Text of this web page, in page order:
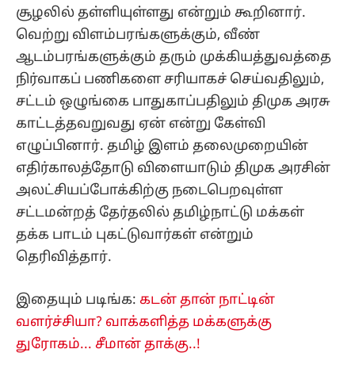
சூழலில் தள்ளியுள்ளது என்றும் கூறினார்.
வெற்று விளம்பரங்களுக்கும், வீண்
ஆடம்பரங்களுக்கும் தரும் முக்கியத்துவத்தை
நிர்வாகப் பணிகளை சரியாகச் செய்வதிலும்,
சட்டம் ஒழுங்கை பாதுகாப்பதிலும் திமுக அரசு
காட்டத்தவறுவது ஏன் என்று கேள்வி
எழுப்பினார். தமிழ் இளம் தலைமுறையின்
எதிர்காலத்தோடு விளையாடும் திமுக அரசின்
அலட்சியப்போக்கிற்கு நடைபெறவுள்ள
சட்டமன்றத் தேர்தலில் தமிழ்நாட்டு மக்கள்
தக்க பாடம் புகட்டுவார்கள் என்றும்
தெரிவித்தார்.
இதையும் படிங்க: கடன் தான் நாட்டின்
வளர்ச்சியா? வாக்களித்த மக்களுக்கு
துரோகம்... சீமான் தாக்கு..!